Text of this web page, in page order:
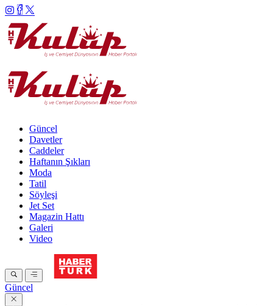
Güncel
Davetler
Caddeler
Haftanın Şıkları
Moda
Tatil
Söyleşi
Jet Set
Magazin Hattı
Galeri
Video
Güncel